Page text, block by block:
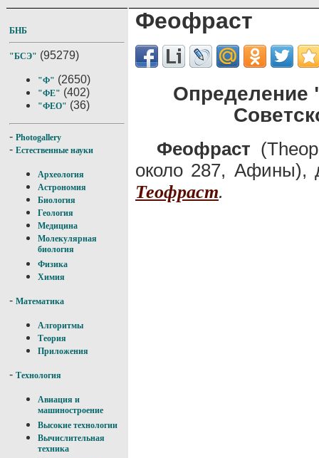
БНБ
"БСЭ" (95279)
"Ф" (2650)
"ФЕ" (402)
"ФЕО" (36)
- Photogallery
- Естественные науки
Археология
Астрономия
Биология
Геология
Медицина
Молекулярная
биология
Физика
Химия
- Математика
Алгоритмы
Теория
Приложения
- Технология
Авиация и
машиностроение
Высокие технологии
Вычислительная
техника
Феофраст
Феофраст
около 287, Афины),
Теофраст.